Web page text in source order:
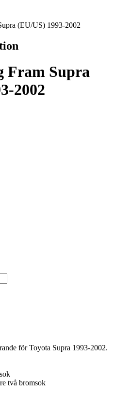
(EU/US) 1993-2002
Fram Supra
2002
för Toyota Supra 1993-2002.
två bromsok